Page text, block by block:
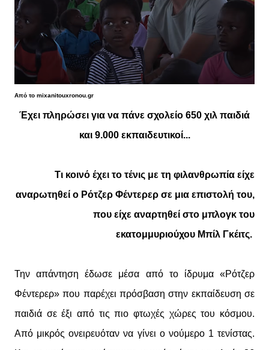
Από το mixanitouxronou.gr
Έχει πληρώσει για να πάνε σχολείο 650 χιλ παιδιά
και 9.000 εκπαιδευτικοί...
Τι κοινό έχει το τένις με τη φιλανθρωπία είχε
αναρωτηθεί ο Ρότζερ Φέντερερ σε μια επιστολή του,
που είχε αναρτηθεί στο μπλογκ του
εκατομμυριούχου Μπίλ Γκέιτς.
Την απάντηση έδωσε μέσα από το ίδρυμα «Ρότζερ
Φέντερερ» που παρέχει πρόσβαση στην εκπαίδευση σε
παιδιά σε έξι από τις πιο φτωχές χώρες του κόσμου.
Από μικρός ονειρευόταν να γίνει ο νούμερο 1 τενίστας.